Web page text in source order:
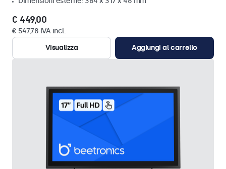
€ 449,00
€ 547,78 IVA incl.
Visualizza
Aggiungi al carrello